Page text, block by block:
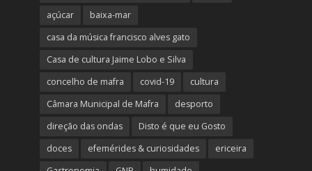
açúcar
baixa-mar
casa da música francisco alves gato
Casa de cultura Jaime Lobo e Silva
concelho de mafra
covid-19
cultura
Câmara Municipal de Mafra
desporto
direção das ondas
Disto é que eu Gosto
doces
efemérides & curiosidades
ericeira